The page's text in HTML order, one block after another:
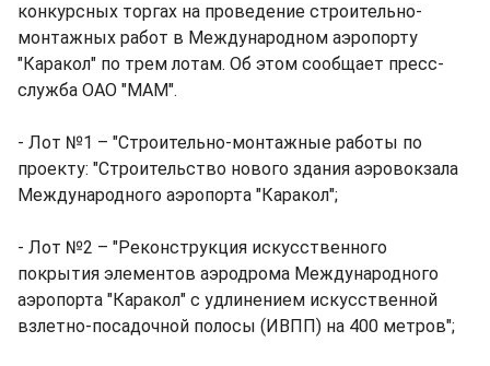
конкурсных торгах на проведение строительно-
монтажных работ в Международном аэропорту
"Каракол" по трем лотам. Об этом сообщает пресс-
служба ОАО "МАМ".
- Лот №1 – "Строительно-монтажные работы по
проекту: "Строительство нового здания аэровокзала
Международного аэропорта "Каракол";
- Лот №2 – "Реконструкция искусственного
покрытия элементов аэродрома Международного
аэропорта "Каракол" с удлинением искусственной
взлетно-посадочной полосы (ИВПП) на 400 метров";